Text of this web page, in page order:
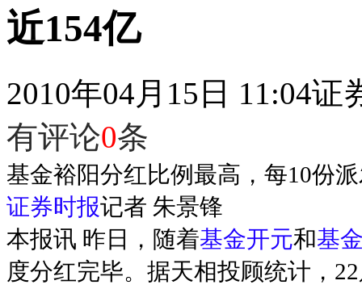
近154亿
2010年04月15日 11:04证
有评论0条
基金裕阳分红比例最高，每10份
证券时报记者 朱景锋
本报讯 昨日，随着基金开元和基
度分红完毕。据天相投顾统计，